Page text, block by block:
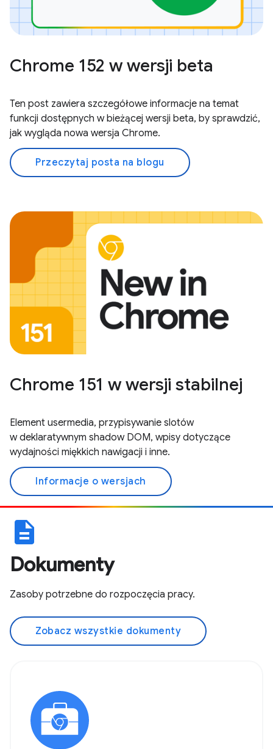
Chrome 152 w wersji beta
Ten post zawiera szczegółowe informacje na temat
funkcji dostępnych w bieżącej wersji beta, by sprawdzić,
jak wygląda nowa wersja Chrome.
Przeczytaj posta na blogu
Chrome 151 w wersji stabilnej
Element usermedia, przypisywanie slotów
w deklaratywnym shadow DOM, wpisy dotyczące
wydajności miękkich nawigacji i inne.
Informacje o wersjach
description
Dokumenty
Zasoby potrzebne do rozpoczęcia pracy.
Zobacz wszystkie dokumenty